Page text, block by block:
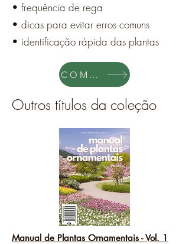
• frequência de rega
• dicas para evitar erros comuns
• identificação rápida das plantas
COMPRAR
Outros títulos da coleção
Manual de Plantas Ornamentais - Vol. 1